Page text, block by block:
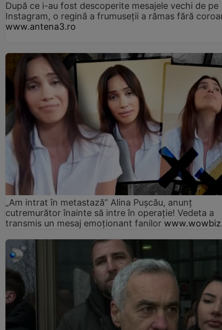
După ce i-au fost descoperite mesajele vechi de pe
Instagram, o regină a frumuseții a rămas fără
www.antena3.ro
„Am intrat în metastază” Alina Pușcău, anunț
cutremurător înainte să intre în operație! Vedeta a
transmis un mesaj emoționant fanilor